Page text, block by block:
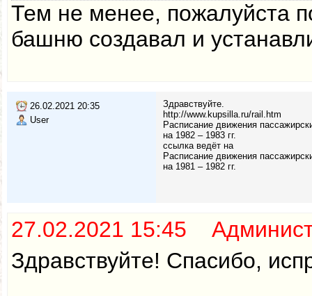
Тем не менее, пожалуйста
башню создавал и
26.02.2021 20:35
User
Здравствуйте.
http://www.kupsilla.ru/rail.htm
Расписание движения
на 1982 – 1983 гг.
ссылка ведёт на
Расписание движения
на 1981 – 1982 гг.
27.02.2021 15:45
Здравствуйте! Спасибо,